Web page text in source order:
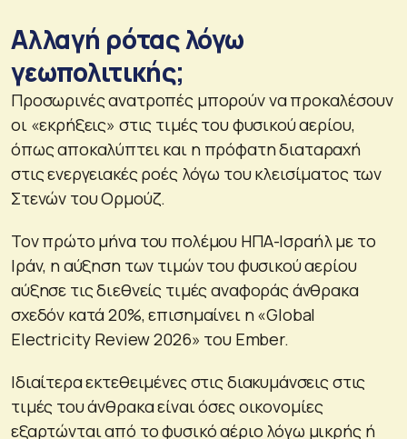
Αλλαγή ρότας λόγω
γεωπολιτικής;
Προσωρινές ανατροπές μπορούν να προκαλέσουν
οι «εκρήξεις» στις τιμές του φυσικού αερίου,
όπως αποκαλύπτει και η πρόφατη διαταραχή
στις ενεργειακές ροές λόγω του κλεισίματος των
Στενών του Ορμούζ.
Τον πρώτο μήνα του πολέμου ΗΠΑ-Ισραήλ με το
Ιράν, η αύξηση των τιμών του φυσικού αερίου
αύξησε τις διεθνείς τιμές αναφοράς άνθρακα
σχεδόν κατά 20%, επισημαίνει η «Global
Electricity Review 2026» του Ember.
Ιδιαίτερα εκτεθειμένες στις διακυμάνσεις στις
τιμές του άνθρακα είναι όσες οικονομίες
εξαρτώνται από το φυσικό αέριο λόγω μικρής ή